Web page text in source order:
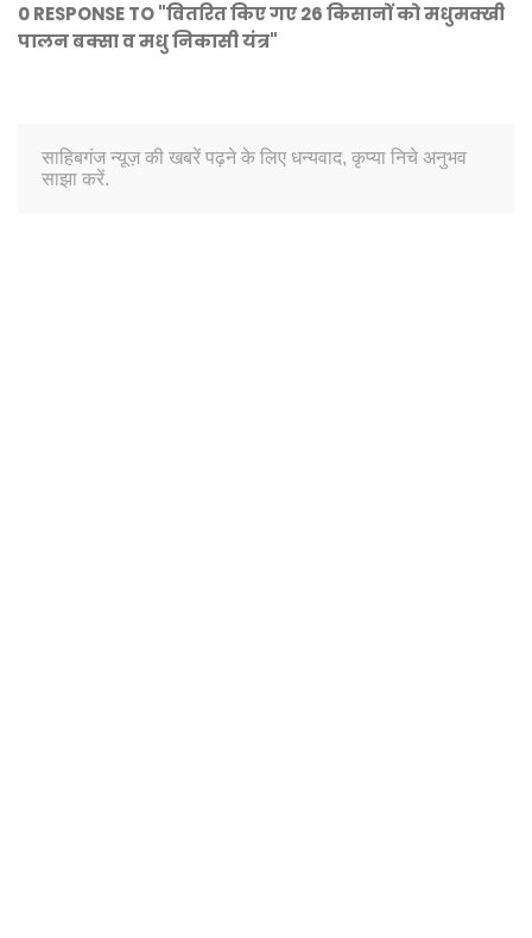
0 RESPONSE TO "वितरित किए गए 26 किसानों को मधुमक्खी
पालन बक्सा व मधु निकासी यंत्र"
साहिबगंज न्यूज़ की खबरें पढ़ने के लिए धन्यवाद, कृप्या निचे अनुभव
साझा करें.